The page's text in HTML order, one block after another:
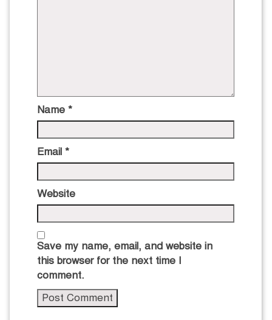
Name *
Email *
Website
Save my name, email, and website in
this browser for the next time I
comment.